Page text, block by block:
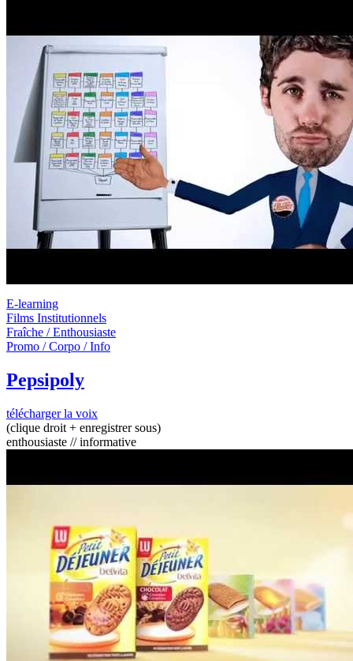
E-learning
Films Institutionnels
Fraîche / Enthousiaste
Promo / Corpo / Info
Pepsipoly
télécharger la voix
(clique droit + enregistrer sous)
enthousiaste // informative